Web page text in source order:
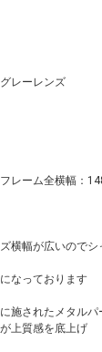
レーレンズ
レーム全横幅：
横幅が広いのでシ
なっております
施されたメタルパ
上質感を底上げ